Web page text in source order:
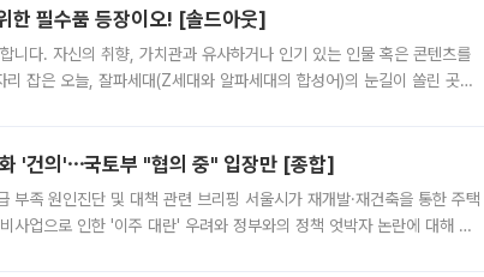
한 필수품 등장이오! [솔드아웃]
니다. 자신의 취향, 가치관과 유사하거나 인기 있는 인물 혹은 콘텐츠를
잡은 오늘, 잘파세대(Z세대와 알파세대의 합성어)의 눈길이 쏠린 곳은
'건의'⋯국토부 "협의 중" 입장만 [종합]
부족 원인진단 및 대책 관련 브리핑 서울시가 재개발·재건축을 통한 주택
사업으로 인한 '이주 대란' 우려와 정부와의 정책 엇박자 논란에 대해 정